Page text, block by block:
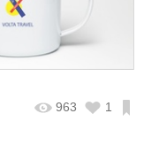
963 1